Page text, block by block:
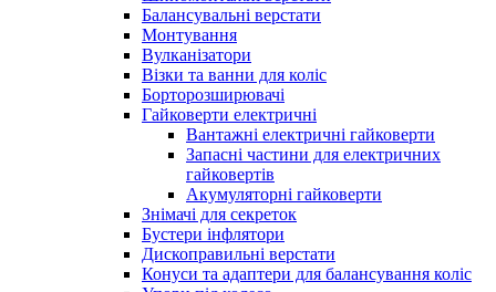
Балансувальні верстати
Монтування
Вулканізатори
Візки та ванни для коліс
Борторозширювачі
Гайковерти електричні
Вантажні електричні гайковерти
Запасні частини для електричних
гайковертів
Акумуляторні гайковерти
Знімачі для секреток
Бустери інфлятори
Дископравильні верстати
Конуси та адаптери для балансування коліс